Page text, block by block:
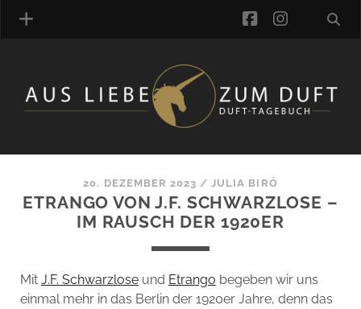
MANUFAKTUREN
DUFTNOTEN
KOMMENTARE
LINK-SAMMLUNG
ARTIKEL-ARCHIV
facebook
20. DEZEMBER 2023 /JULIA BIRÓ
ETRANGO VON J.F. SCHWARZLOSE –
IM RAUSCH DER 1920ER
Mit J.F. Schwarzloseund Etrango begeben wir uns
einmal mehr in das Berlin der 1920er Jahre, denn das